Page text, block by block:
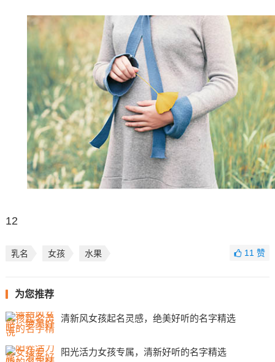
12
乳名 女孩 水果 11赞
为您推荐
清新风女孩起名灵感，绝美好听的名字精选
阳光活力女孩专属，清新好听的名字精选